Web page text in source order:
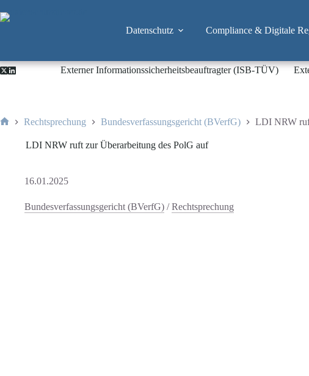
Inhalt
Datenschutz Compliance & Digitale
Externer Informationssicherheitsbeauftragter (ISB-TÜV)
Rechtsprechung Bundesverfassungsgericht (BVerfG) LDI NRW
LDI NRW ruft zur Überarbeitung des PolG auf
16.01.2025
Bundesverfassungsgericht (BVerfG) /Rechtsprechung